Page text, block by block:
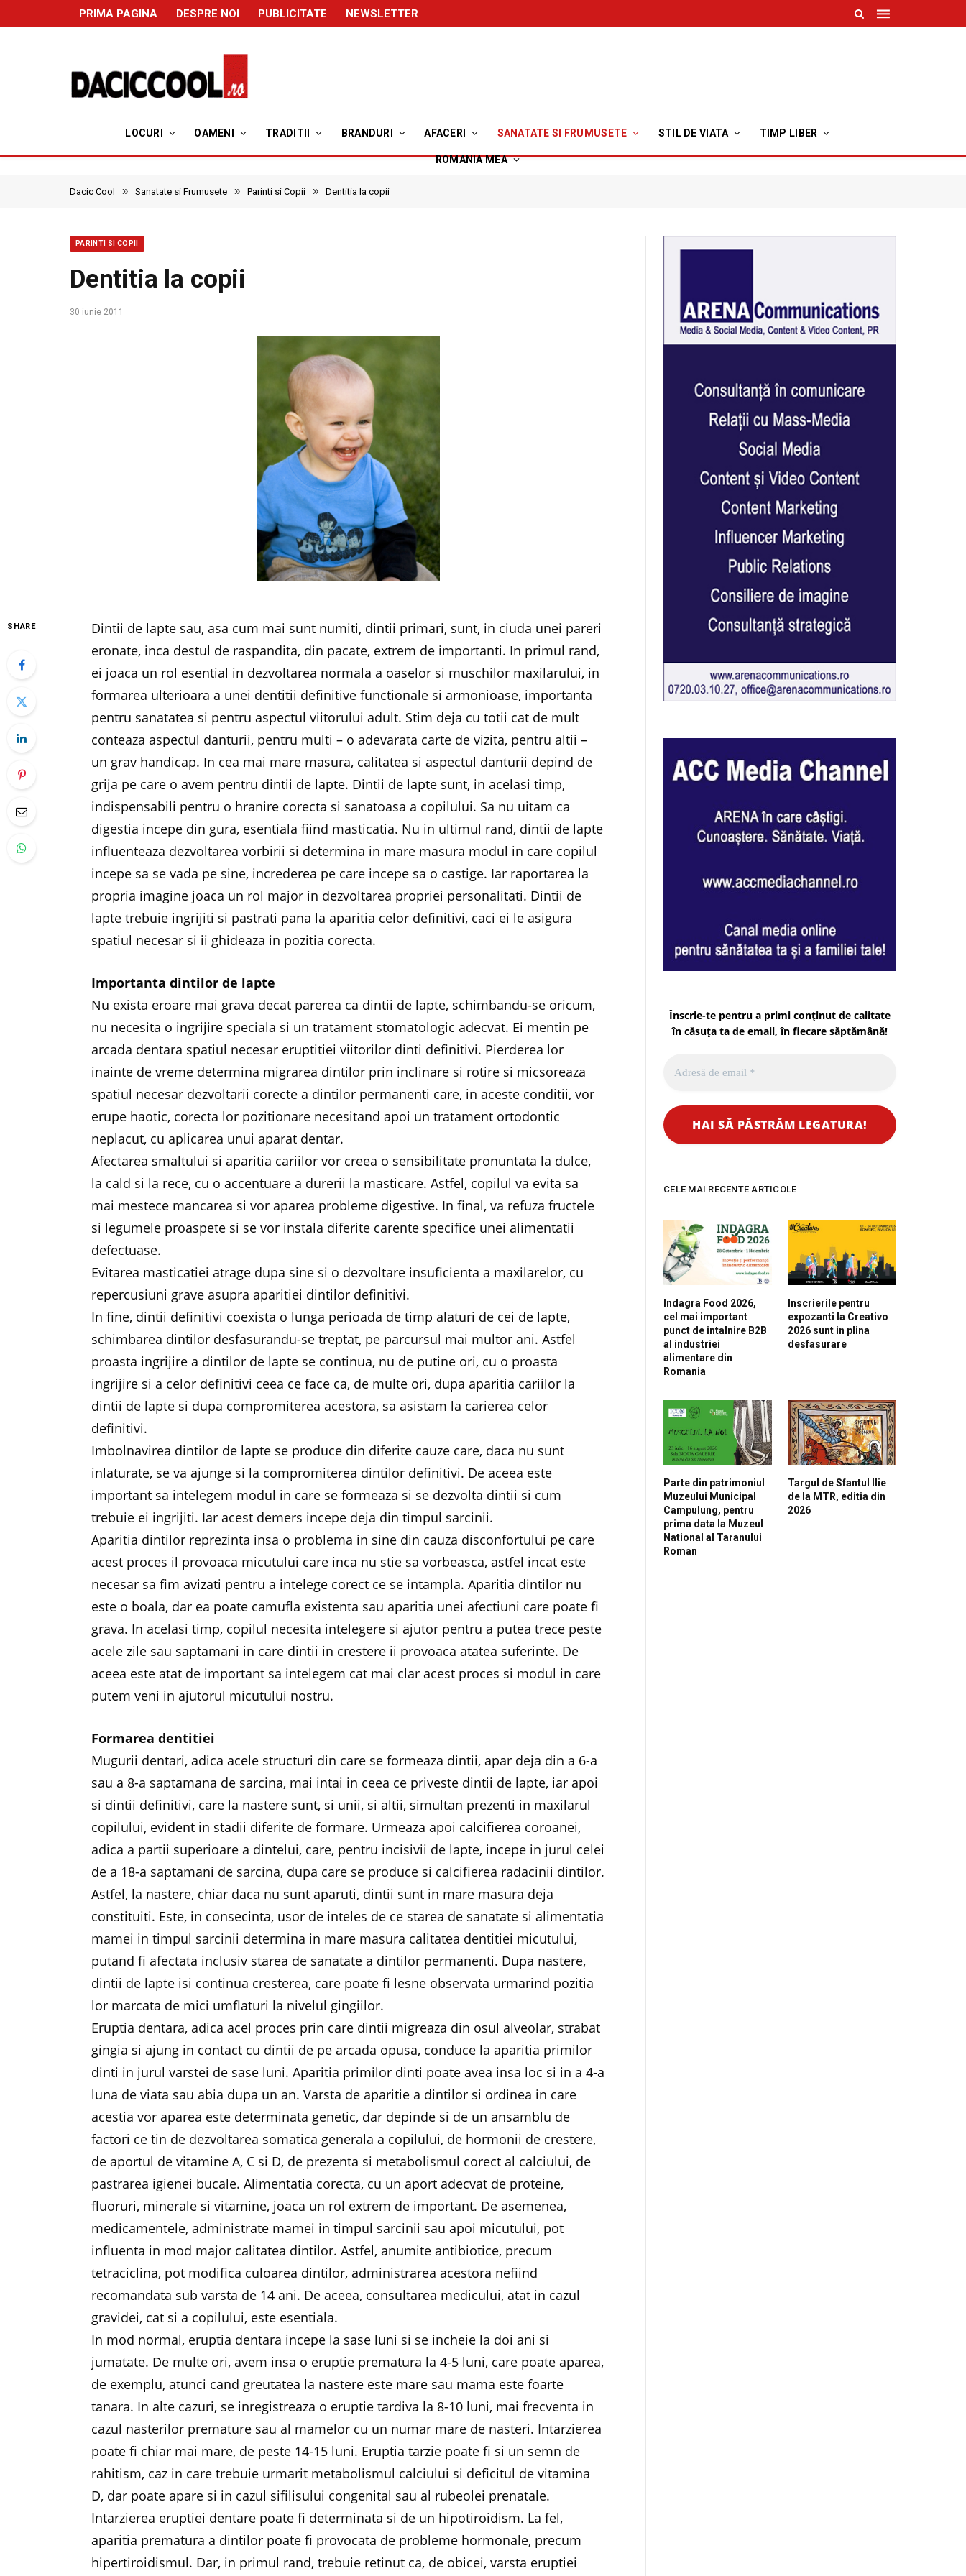
PRIMA PAGINA DESPRE NOI PUBLICITATE NEWSLETTER
LOCURI OAMENI TRADITII BRANDURI AFACERI SANATATE SI FRUMUSETE STIL DE VIATA TIMP LIBER
ROMANIA MEA
Dacic Cool » Sanatate si Frumusete » Parinti si Copii » Dentitia la copii
PARINTI SI COPII
Dentitia la copii
30 iunie 2011
SHARE
Dintii de lapte sau, asa cum mai sunt numiti, dintii primari, sunt, in ciuda unei pareri
eronate, inca destul de raspandita, din pacate, extrem de importanti. In primul rand,
ei joaca un rol esential in dezvoltarea normala a oaselor si muschilor maxilarului, in
formarea ulterioara a unei dentitii definitive functionale si armonioase, importanta
pentru sanatatea si pentru aspectul viitorului adult. Stim deja cu totii cat de mult
conteaza aspectul danturii, pentru multi – o adevarata carte de vizita, pentru altii –
un grav handicap. In cea mai mare masura, calitatea si aspectul danturii depind de
grija pe care o avem pentru dintii de lapte. Dintii de lapte sunt, in acelasi timp,
indispensabili pentru o hranire corecta si sanatoasa a copilului. Sa nu uitam ca
digestia incepe din gura, esentiala fiind masticatia. Nu in ultimul rand, dintii de lapte
influenteaza dezvoltarea vorbirii si determina in mare masura modul in care copilul
incepe sa se vada pe sine, increderea pe care incepe sa o castige. Iar raportarea la
propria imagine joaca un rol major in dezvoltarea propriei personalitati. Dintii de
lapte trebuie ingrijiti si pastrati pana la aparitia celor definitivi, caci ei le asigura
spatiul necesar si ii ghideaza in pozitia corecta.
Importanta dintilor de lapte
Nu exista eroare mai grava decat parerea ca dintii de lapte, schimbandu-se oricum,
nu necesita o ingrijire speciala si un tratament stomatologic adecvat. Ei mentin pe
arcada dentara spatiul necesar eruptitiei viitorilor dinti definitivi. Pierderea lor
inainte de vreme determina migrarea dintilor prin inclinare si rotire si micsoreaza
spatiul necesar dezvoltarii corecte a dintilor permanenti care, in aceste conditii, vor
erupe haotic, corecta lor pozitionare necesitand apoi un tratament ortodontic
neplacut, cu aplicarea unui aparat dentar.
Afectarea smaltului si aparitia cariilor vor creea o sensibilitate pronuntata la dulce,
la cald si la rece, cu o accentuare a durerii la masticare. Astfel, copilul va evita sa
mai mestece mancarea si vor aparea probleme digestive. In final, va refuza fructele
si legumele proaspete si se vor instala diferite carente specifice unei alimentatii
defectuase.
Evitarea masticatiei atrage dupa sine si o dezvoltare insuficienta a maxilarelor, cu
repercusiuni grave asupra aparitiei dintilor definitivi.
In fine, dintii definitivi coexista o lunga perioada de timp alaturi de cei de lapte,
schimbarea dintilor desfasurandu-se treptat, pe parcursul mai multor ani. Astfel
proasta ingrijire a dintilor de lapte se continua, nu de putine ori, cu o proasta
ingrijire si a celor definitivi ceea ce face ca, de multe ori, dupa aparitia cariilor la
dintii de lapte si dupa compromiterea acestora, sa asistam la carierea celor
definitivi.
Imbolnavirea dintilor de lapte se produce din diferite cauze care, daca nu sunt
inlaturate, se va ajunge si la compromiterea dintilor definitivi. De aceea este
important sa intelegem modul in care se formeaza si se dezvolta dintii si cum
trebuie ei ingrijiti. Iar acest demers incepe deja din timpul sarcinii.
Aparitia dintilor reprezinta insa o problema in sine din cauza disconfortului pe care
acest proces il provoaca micutului care inca nu stie sa vorbeasca, astfel incat este
necesar sa fim avizati pentru a intelege corect ce se intampla. Aparitia dintilor nu
este o boala, dar ea poate camufla existenta sau aparitia unei afectiuni care poate fi
grava. In acelasi timp, copilul necesita intelegere si ajutor pentru a putea trece peste
acele zile sau saptamani in care dintii in crestere ii provoaca atatea suferinte. De
aceea este atat de important sa intelegem cat mai clar acest proces si modul in care
putem veni in ajutorul micutului nostru.
Formarea dentitiei
Mugurii dentari, adica acele structuri din care se formeaza dintii, apar deja din a 6-a
sau a 8-a saptamana de sarcina, mai intai in ceea ce priveste dintii de lapte, iar apoi
si dintii definitivi, care la nastere sunt, si unii, si altii, simultan prezenti in maxilarul
copilului, evident in stadii diferite de formare. Urmeaza apoi calcifierea coroanei,
adica a partii superioare a dintelui, care, pentru incisivii de lapte, incepe in jurul celei
de a 18-a saptamani de sarcina, dupa care se produce si calcifierea radacinii dintilor.
Astfel, la nastere, chiar daca nu sunt aparuti, dintii sunt in mare masura deja
constituiti. Este, in consecinta, usor de inteles de ce starea de sanatate si alimentatia
mamei in timpul sarcinii determina in mare masura calitatea dentitiei micutului,
putand fi afectata inclusiv starea de sanatate a dintilor permanenti. Dupa nastere,
dintii de lapte isi continua cresterea, care poate fi lesne observata urmarind pozitia
lor marcata de mici umflaturi la nivelul gingiilor.
Eruptia dentara, adica acel proces prin care dintii migreaza din osul alveolar, strabat
gingia si ajung in contact cu dintii de pe arcada opusa, conduce la aparitia primilor
dinti in jurul varstei de sase luni. Aparitia primilor dinti poate avea insa loc si in a 4-a
luna de viata sau abia dupa un an. Varsta de aparitie a dintilor si ordinea in care
acestia vor aparea este determinata genetic, dar depinde si de un ansamblu de
factori ce tin de dezvoltarea somatica generala a copilului, de hormonii de crestere,
de aportul de vitamine A, C si D, de prezenta si metabolismul corect al calciului, de
pastrarea igienei bucale. Alimentatia corecta, cu un aport adecvat de proteine,
fluoruri, minerale si vitamine, joaca un rol extrem de important. De asemenea,
medicamentele, administrate mamei in timpul sarcinii sau apoi micutului, pot
influenta in mod major calitatea dintilor. Astfel, anumite antibiotice, precum
tetraciclina, pot modifica culoarea dintilor, administrarea acestora nefiind
recomandata sub varsta de 14 ani. De aceea, consultarea medicului, atat in cazul
gravidei, cat si a copilului, este esentiala.
In mod normal, eruptia dentara incepe la sase luni si se incheie la doi ani si
jumatate. De multe ori, avem insa o eruptie prematura la 4-5 luni, care poate aparea,
de exemplu, atunci cand greutatea la nastere este mare sau mama este foarte
tanara. In alte cazuri, se inregistreaza o eruptie tardiva la 8-10 luni, mai frecventa in
cazul nasterilor premature sau al mamelor cu un numar mare de nasteri. Intarzierea
poate fi chiar mai mare, de peste 14-15 luni. Eruptia tarzie poate fi si un semn de
rahitism, caz in care trebuie urmarit metabolismul calciului si deficitul de vitamina
D, dar poate apare si in cazul sifilisului congenital sau al rubeolei prenatale.
Intarzierea eruptiei dentare poate fi determinata si de un hipotiroidism. La fel,
aparitia prematura a dintilor poate fi provocata de probleme hormonale, precum
hipertiroidismul. Dar, in primul rand, trebuie retinut ca, de obicei, varsta eruptiei
Înscrie-te pentru a primi conținut de calitate
în căsuța ta de email, în fiecare săptămână!
CELE MAI RECENTE ARTICOLE
Indagra Food 2026,
cel mai important
punct de intalnire B2B
al industriei
alimentare din
Romania
Inscrierile pentru
expozanti la Creativo
2026 sunt in plina
desfasurare
Parte din patrimoniul
Muzeului Municipal
Campulung, pentru
prima data la Muzeul
National al Taranului
Roman
Targul de Sfantul Ilie
de la MTR, editia din
2026